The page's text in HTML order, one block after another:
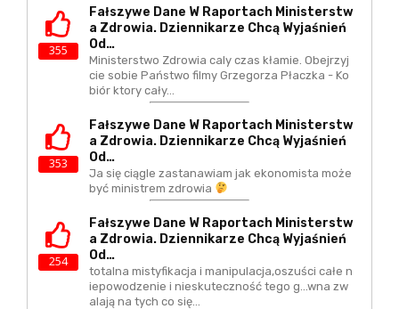
355
Fałszywe Dane W Raportach Ministerstw
A Zdrowia. Dziennikarze Chcą Wyjaśnień
Od…
Ministerstwo Zdrowia caly czas kłamie. Obejrzyj
cie sobie Państwo filmy Grzegorza Płaczka - Ko
biór ktory cały…
353
Fałszywe Dane W Raportach Ministerstw
A Zdrowia. Dziennikarze Chcą Wyjaśnień
Od…
Ja się ciągle zastanawiam jak ekonomista może
być ministrem zdrowia
254
Fałszywe Dane W Raportach Ministerstw
A Zdrowia. Dziennikarze Chcą Wyjaśnień
Od…
totalna mistyfikacja i manipulacja,oszuści całe n
iepowodzenie i nieskuteczność tego g...wna zw
alają na tych co się…